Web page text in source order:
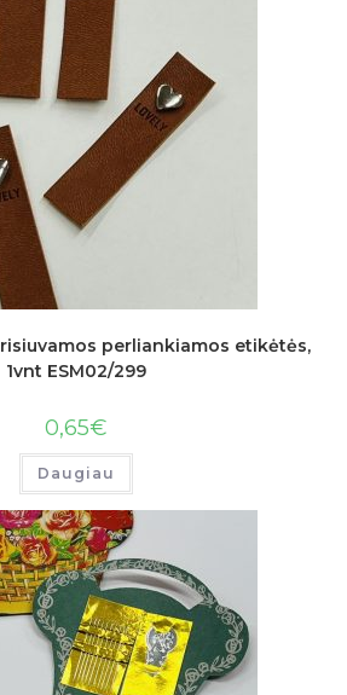
perliankiamos etikėtės,
1vnt ESM02/299
0,65€
Daugiau